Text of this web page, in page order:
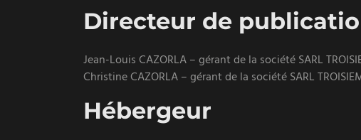
Directeur de
Jean-Louis CAZORLA – gérant de la société SARL
Christine CAZORLA – gérant de la société SARL
Hébergeur